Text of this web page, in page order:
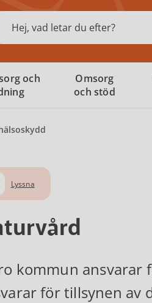
och
Omsorg
och stöd
Lyssna
kommun ansvarar
för tillsynen av